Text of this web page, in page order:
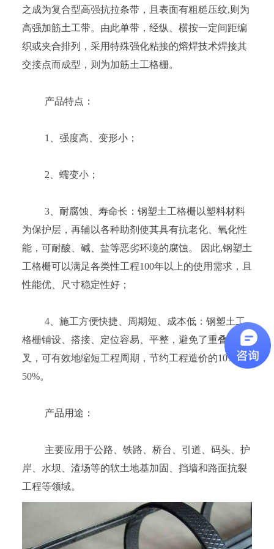
之成为复合型高强抗拉条带，且表面有粗糙压纹,则为
高强加筋土工带。由此单带，经纵、横按一定间距编
织或夹合排列，采用特殊强化粘接的熔焊技术焊接其
交接点而成型，则为加筋土工格栅。
产品特点：
1、强度高、变形小；
2、蠕变小；
3、耐腐蚀、寿命长：钢塑土工格栅以塑料材料
为保护层，再辅以各种助剂使其具有抗老化、氧化性
能，可耐酸、碱、盐等恶劣环境的腐蚀。 因此,钢塑土
工格栅可以满足各类性工程100年以上的使用需求，且
性能优、尺寸稳定性好；
4、施工方便快捷、周期短、成本低：钢塑土工
格栅铺设、搭接、定位容易、平整，避免了重叠交
叉，可有效地缩短工程周期，节约工程造价的10%—
50%。
产品用途：
主要应用于公路、铁路、桥台、引道、码头、护
岸、水坝、渣场等的软土地基加固、挡墙和路面抗裂
工程等领域。